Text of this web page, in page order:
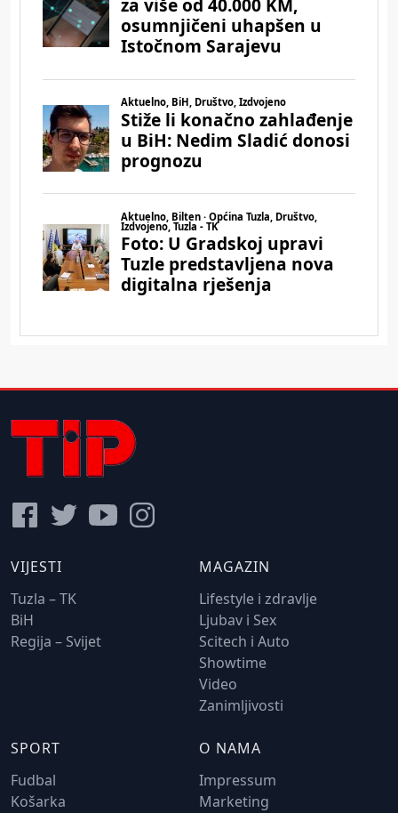
VIJESTI
Tuzla – TK
BiH
Regija – Svijet
MAGAZIN
Lifestyle i zdravlje
Ljubav i Sex
Scitech i Auto
Showtime
Video
Zanimljivosti
SPORT
Fudbal
Košarka
O NAMA
Impressum
Marketing